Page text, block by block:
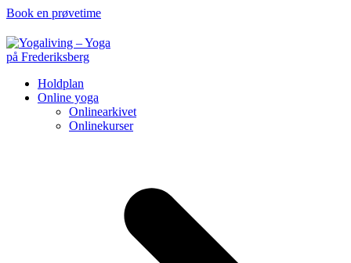
Book en prøvetime
Holdplan
Online yoga
Onlinearkivet
Onlinekurser